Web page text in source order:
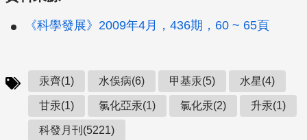
《科學發展》2009年4月，436期，60 ~ 65頁
汞齊(1) 水俁病(6) 甲基汞(5) 水星(4)
甘汞(1) 氯化亞汞(1) 氯化汞(2) 升汞(1)
科發月刊(5221)